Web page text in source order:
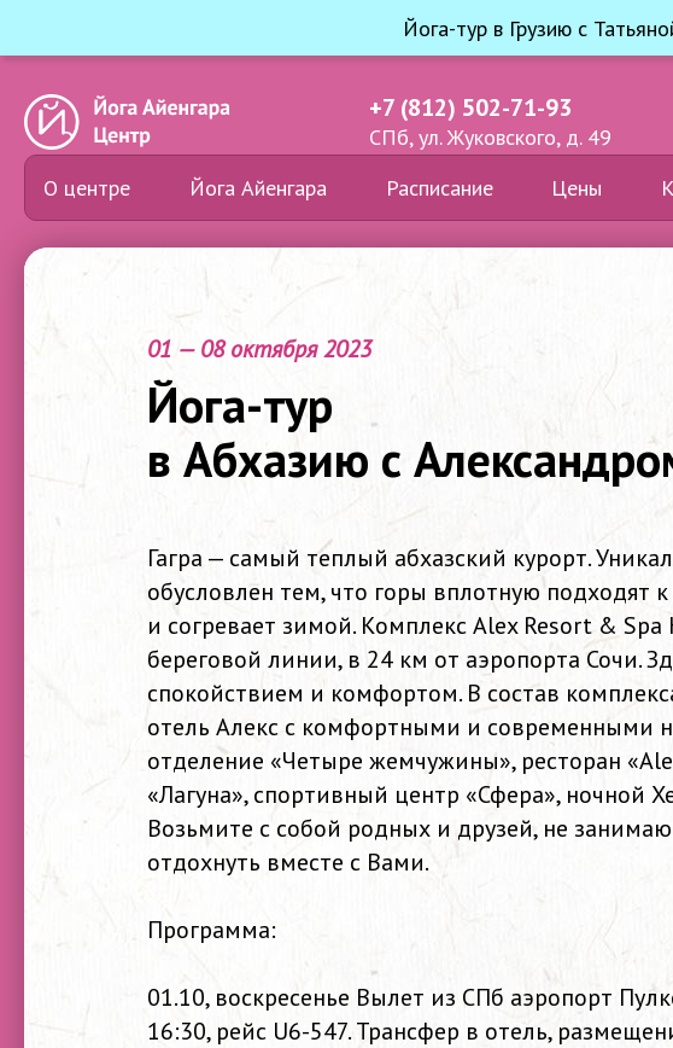
Йога-тур в Грузию с
+7 (812) 502-71-93
СПб, ул. Жуковского, д. 49
О центре Йога Айенгара Расписание Цены
01 — 08 октября 2023
Йога-тур
в Абхазию с
Гагра — самый теплый абхазский курорт.
обусловлен тем, что горы вплотную подходят
и согревает зимой. Комплекс Alex Resort &
береговой линии, в 24 км от аэропорта Сочи.
спокойствием и комфортом. В состав
отель Алекс с комфортными и современными
отделение «Четыре жемчужины», ресторан
«Лагуна», спортивный центр «Сфера», ночной
Возьмите с собой родных и друзей, не
отдохнуть вместе с Вами.
Программа:
01.10, воскресенье Вылет из СПб аэропорт
16:30, рейс U6-547. Трансфер в отель,